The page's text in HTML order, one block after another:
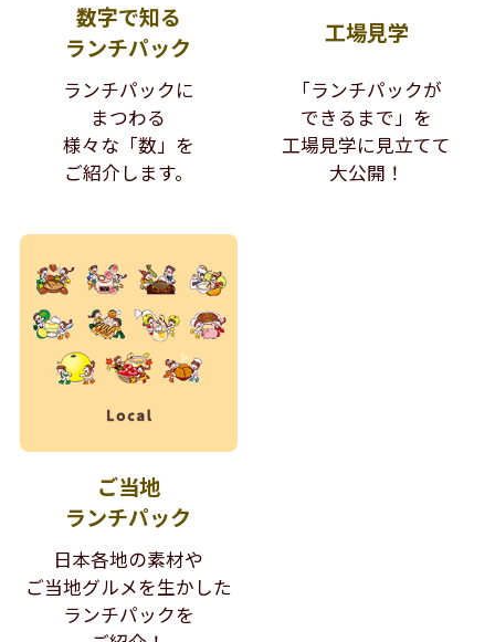
数字で知る
ランチパック
ランチパックに
まつわる
様々な「数」を
ご紹介します。
工場見学
「ランチパックが
できるまで」を
工場見学に見立てて
大公開！
ご当地
ランチパック
日本各地の素材や
ご当地グルメを生かした
ランチパックを